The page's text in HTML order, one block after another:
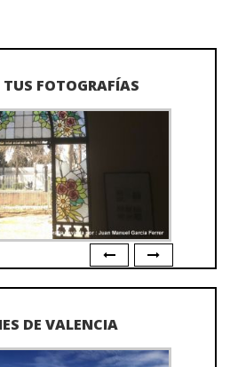
FOTOGRAFÍAS
DE VALENCIA